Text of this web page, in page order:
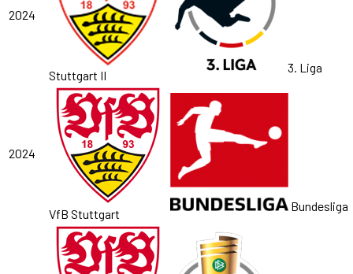
2024
Stuttgart II
3. Liga
2024
VfB Stuttgart
Bundesliga